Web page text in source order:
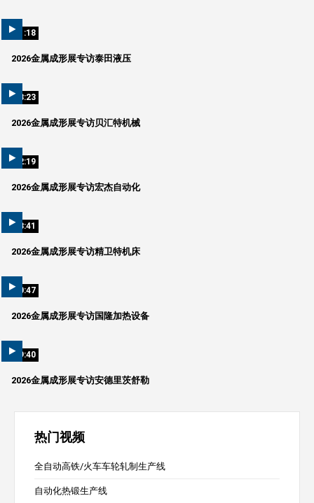
01:18
2026金属成形展专访泰田液压
08:23
2026金属成形展专访贝汇特机械
02:19
2026金属成形展专访宏杰自动化
03:41
2026金属成形展专访精卫特机床
10:47
2026金属成形展专访国隆加热设备
09:40
2026金属成形展专访安德里茨舒勒
热门视频
全自动高铁/火车车轮轧制生产线
自动化热锻生产线